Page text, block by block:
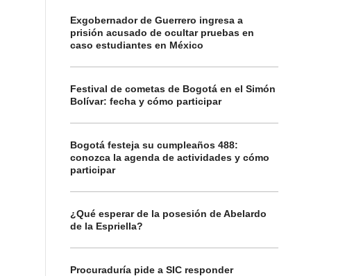
Exgobernador de Guerrero ingresa a
prisión acusado de ocultar pruebas en
caso estudiantes en México
Festival de cometas de Bogotá en el Simón
Bolívar: fecha y cómo participar
Bogotá festeja su cumpleaños 488:
conozca la agenda de actividades y cómo
participar
¿Qué esperar de la posesión de Abelardo
de la Espriella?
Procuraduría pide a SIC responder